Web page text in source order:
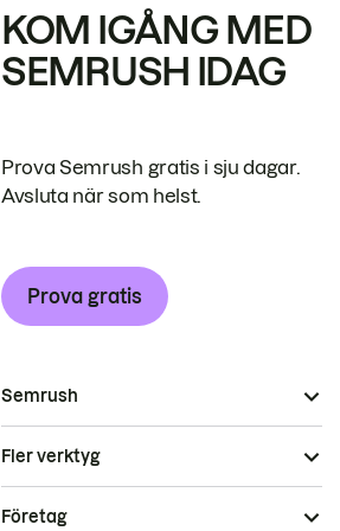
KOM IGÅNG MED
SEMRUSH IDAG
Prova Semrush gratis i sju dagar.
Avsluta när som helst.
Prova gratis
Semrush
Fler verktyg
Företag